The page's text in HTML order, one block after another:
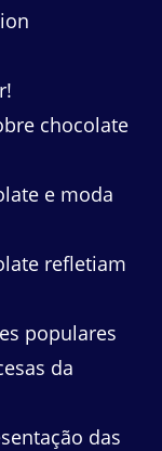
chocolate
e moda
refletiam
populares
da
das